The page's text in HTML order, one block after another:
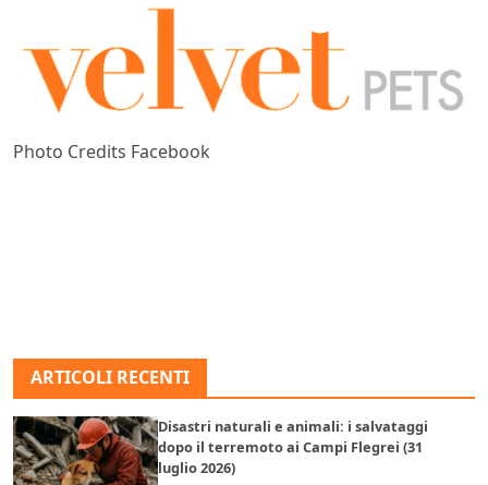
Photo Credits Facebook
ARTICOLI RECENTI
Disastri naturali e animali: i salvataggi
dopo il terremoto ai Campi Flegrei (31
luglio 2026)